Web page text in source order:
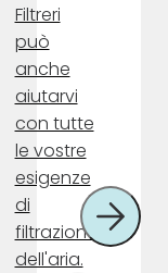
Filtreri
può
anche
aiutarvi
con tutte
le vostre
esigenze
di
filtrazione
dell'aria.